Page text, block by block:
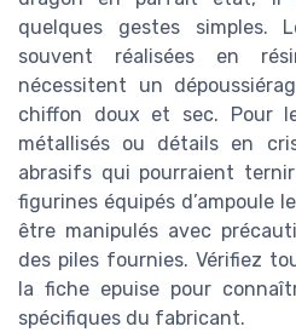
quelques gestes simples.
souvent réalisées en
nécessitent un
chiffon doux et sec. Pour
métallisés ou détails en
abrasifs qui pourraient
figurines équipés d’ampoule
être manipulés avec
des piles fournies. Vérifiez
la fiche epuise pour
spécifiques du fabricant.